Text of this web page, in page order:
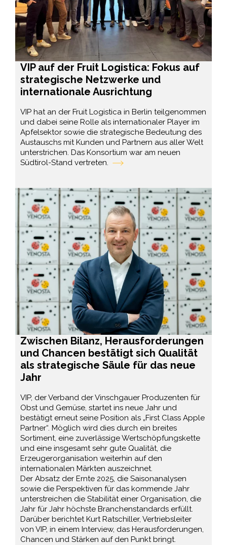
VIP auf der Fruit Logistica: Fokus auf
strategische Netzwerke und
internationale Ausrichtung
VIP hat an der Fruit Logistica in Berlin teilgenommen
und dabei seine Rolle als internationaler Player im
Apfelsektor sowie die strategische Bedeutung des
Austauschs mit Kunden und Partnern aus aller Welt
unterstrichen. Das Konsortium war am neuen
Südtirol-Stand vertreten.
Zwischen Bilanz, Herausforderungen
und Chancen bestätigt sich Qualität
als strategische Säule für das neue
Jahr
VIP, der Verband der Vinschgauer Produzenten für
Obst und Gemüse, startet ins neue Jahr und
bestätigt erneut seine Position als „First Class Apple
Partner“. Möglich wird dies durch ein breites
Sortiment, eine zuverlässige Wertschöpfungskette
und eine insgesamt sehr gute Qualität, die
Erzeugerorganisation weiterhin auf den
internationalen Märkten auszeichnet.
Der Absatz der Ernte 2025, die Saisonanalysen
sowie die Perspektiven für das kommende Jahr
unterstreichen die Stabilität einer Organisation, die
Jahr für Jahr höchste Branchenstandards erfüllt.
Darüber berichtet Kurt Ratschiller, Vertriebsleiter
von VIP, in einem Interview, das Herausforderungen,
Chancen und Stärken auf den Punkt bringt.